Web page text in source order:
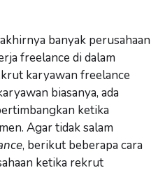
banyak perusahaan
freelance di dalam
karyawan freelance
biasanya, ada
ketika
Agar tidak salam
, berikut beberapa cara
ketika rekrut